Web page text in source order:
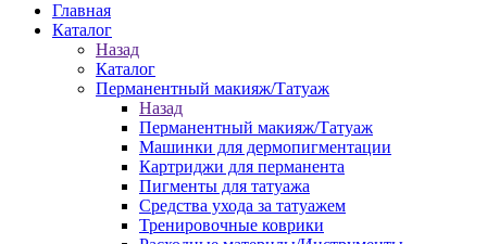
Главная
Каталог
Назад
Каталог
Перманентный макияж/Татуаж
Назад
Перманентный макияж/Татуаж
Машинки для дермопигментации
Картриджи для перманента
Пигменты для татуажа
Средства ухода за татуажем
Тренировочные коврики